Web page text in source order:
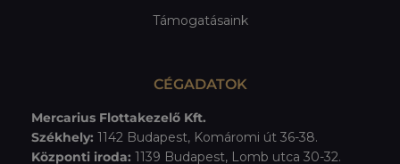
Támogatásaink
CÉGADATOK
Mercarius Flottakezelő Kft.
Székhely: 1142 Budapest, Komáromi út 36-38.
Központi iroda: 1139 Budapest, Lomb utca 30-32.